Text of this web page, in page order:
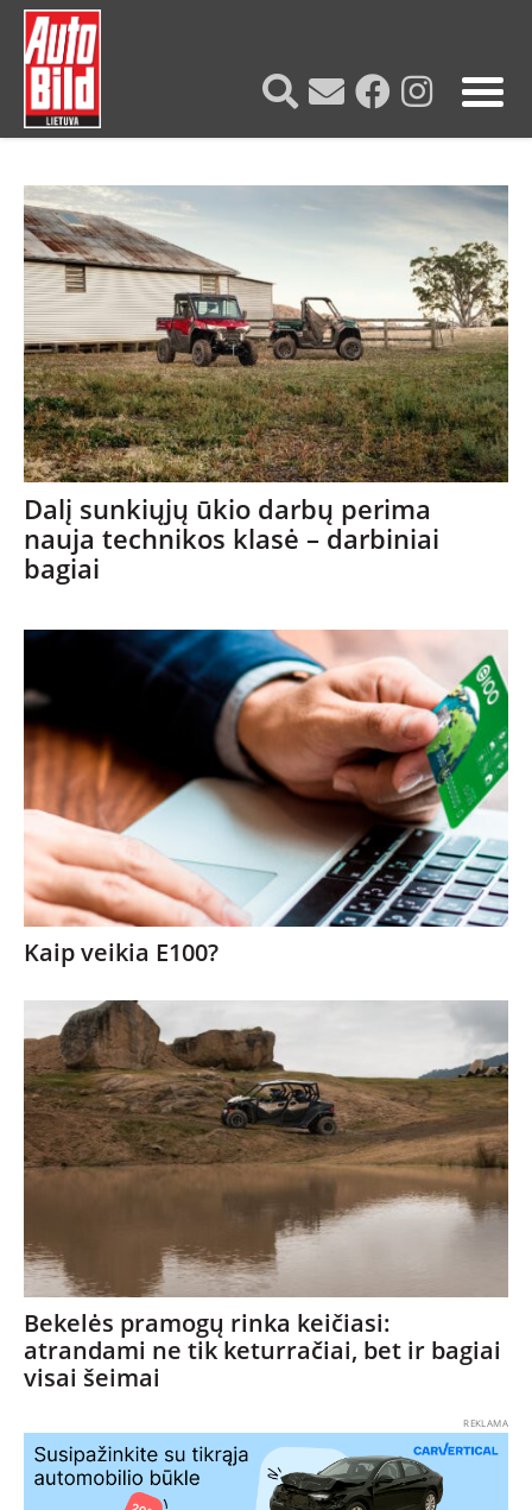
NAUJIENOS
Dalį sunkiųjų ūkio darbų perima
nauja technikos klasė – darbiniai
bagiai
Kaip veikia E100?
Bekelės pramogų rinka keičiasi:
atrandami ne tik keturračiai, bet ir bagiai
visai šeimai
REKLAMA